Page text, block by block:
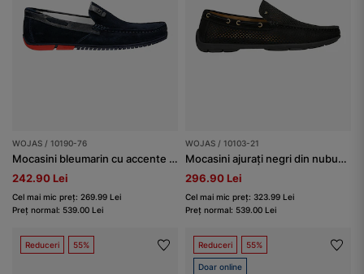
WOJAS / 10190-76
Mocasini bleumarin cu accente roșii la talpă bărbați
242.90 Lei
Cel mai mic preț: 269.99 Lei
Preț normal: 539.00 Lei
WOJAS / 10103-21
Mocasini ajurați negri din nubuc bărbați
296.90 Lei
Cel mai mic preț: 323.99 Lei
Preț normal: 539.00 Lei
Reduceri 55% Reduceri 55%
Doar online